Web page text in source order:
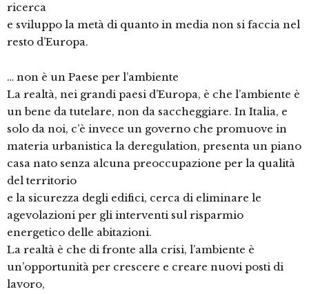
ricerca
e sviluppo la metà di quanto in media non si faccia nel
resto d’Europa.
… non è un Paese per l’ambiente
La realtà, nei grandi paesi d’Europa, è che l’ambiente è
un bene da tutelare, non da saccheggiare. In Italia, e
solo da noi, c’è invece un governo che promuove in
materia urbanistica la deregulation, presenta un piano
casa nato senza alcuna preoccupazione per la qualità
del territorio
e la sicurezza degli edifici, cerca di eliminare le
agevolazioni per gli interventi sul risparmio
energetico delle abitazioni.
La realtà è che di fronte alla crisi, l’ambiente è
un’opportunità per crescere e creare nuovi posti di
lavoro,